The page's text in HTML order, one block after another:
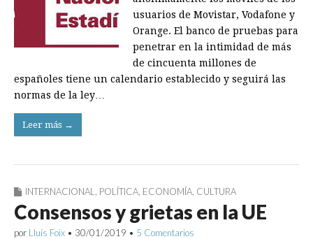
usuarios de Movistar, Vodafone y
Orange. El banco de pruebas para
penetrar en la intimidad de más
de cincuenta millones de
españoles tiene un calendario establecido y seguirá las
normas de la ley…
Leer más →
INTERNACIONAL POLÍTICA ECONOMÍA CULTURA
Consensos y grietas en la UE
por Lluís Foix • 30/01/2019 • 5 Comentarios